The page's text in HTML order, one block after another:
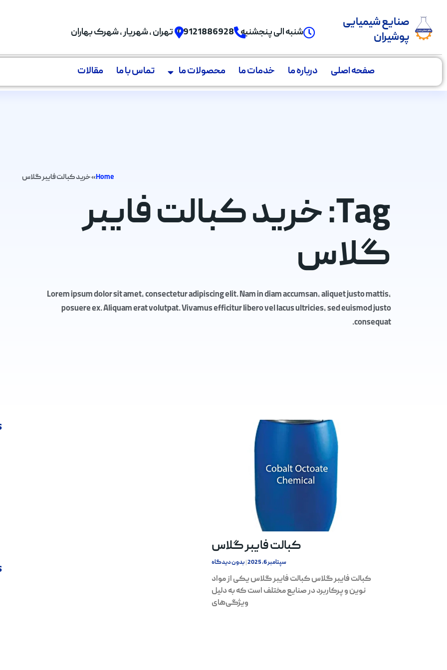
صنایع شیمیایی
پوشیران
شنبه الی پنجشنبه 09121886928 تهران , شهریار , شهرک بهاران
صفحه اصلی درباره ما خدمات ما محصولات ما تماس با ما مقالات
Home
»خرید کبالت فایبر گلاس
Tag: خرید کبالت فایبر
گلاس
Lorem ipsum dolor sit amet, consectetur adipiscing elit. Nam in diam accumsan, aliquet justo mattis,
posuere ex. Aliquam erat volutpat. Vivamus efficitur libero vel lacus ultricies, sed euismod justo
consequat.
کبالت فایبر گلاس
سپتامبر 6, 2025 بدون دیدگاه
کبالت فایبر گلاس کبالت فایبر گلاس یکی از مواد
نوین و پرکاربرد در صنایع مختلف است که به دلیل
ویژگی‌های